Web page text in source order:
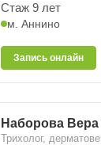
Стаж 9 лет
м. Аннино
Запись онлайн
Наборова
Трихолог,